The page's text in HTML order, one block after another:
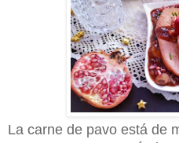
La carne de pavo está de